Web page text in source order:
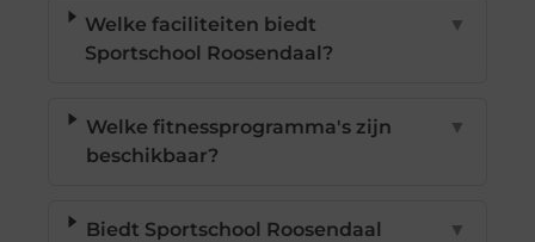
Welke faciliteiten biedt
Sportschool Roosendaal?
▼
Welke fitnessprogramma's zijn
beschikbaar?
▼
Biedt Sportschool Roosendaal
▼